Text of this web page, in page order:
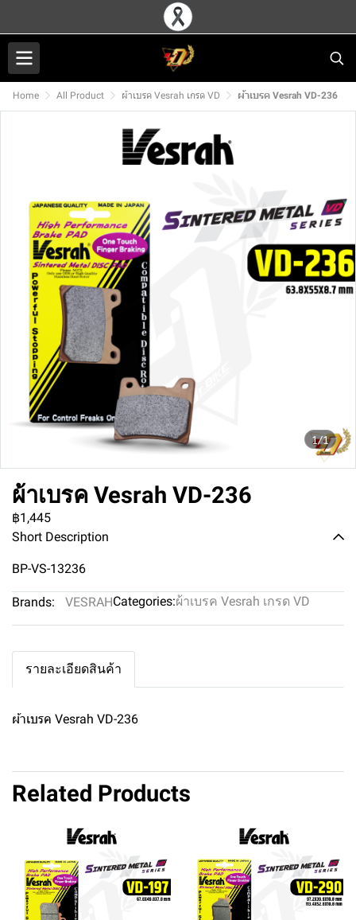
Home All Product ผ้าเบรค Vesrah เกรด VD ผ้าเบรค Vesrah VD-236
1/1
ผ้าเบรค Vesrah VD-236
฿1,445
Short Description
BP-VS-13236
Brands: VESRAHCategories:ผ้าเบรค Vesrah เกรด VD
รายละเอียดสินค้า
ผ้าเบรค Vesrah VD-236
Related Products